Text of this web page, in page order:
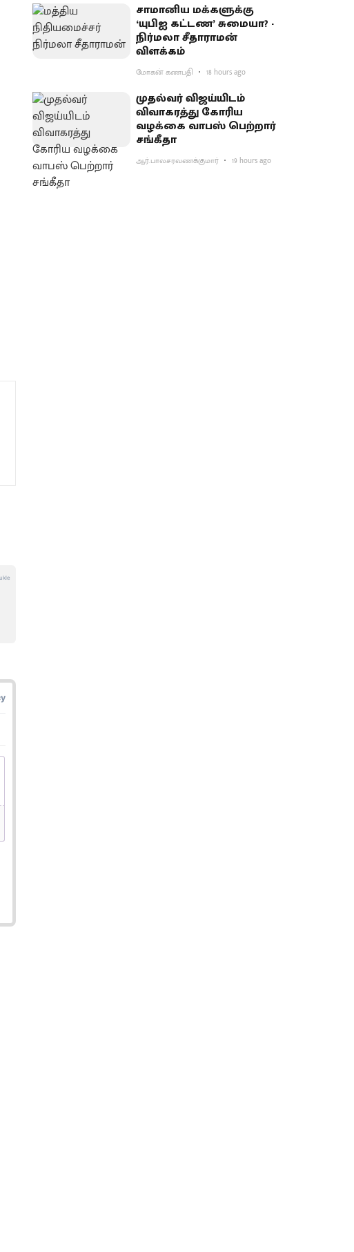
சாமானிய மக்களுக்கு
‘யுபிஐ கட்டண’ சுமையா? -
நிர்மலா சீதாராமன்
விளக்கம்
மோகன் கணபதி 18 hours ago
முதல்வர் விஜய்யிடம்
விவாகரத்து கோரிய
வழக்கை வாபஸ் பெற்றார்
சங்கீதா
ஆர்.பாலசரவணக்குமார் 19 hours ago